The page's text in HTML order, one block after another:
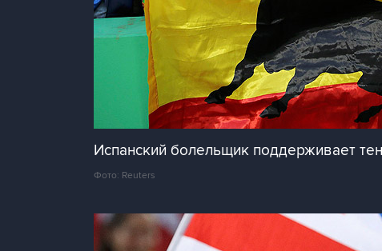
Испанский болельщик поддерживает
Фото: Reuters